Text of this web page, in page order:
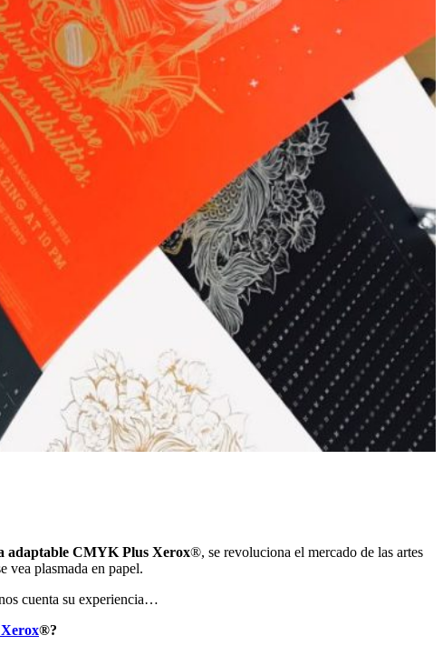
adaptable CMYK Plus Xerox®, se revoluciona el mercado de las artes
vea plasmada en papel.
cuenta su experiencia…
®?